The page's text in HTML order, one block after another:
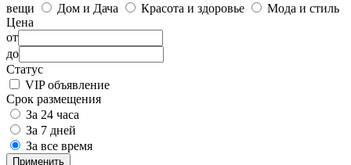
вещи
Дом и Дача Красота и здоровье
Мода и стиль
Цена
от
до
Статус
VIP объявление
Срок размещения
За 24 часа
За 7 дней
За все время
Применить